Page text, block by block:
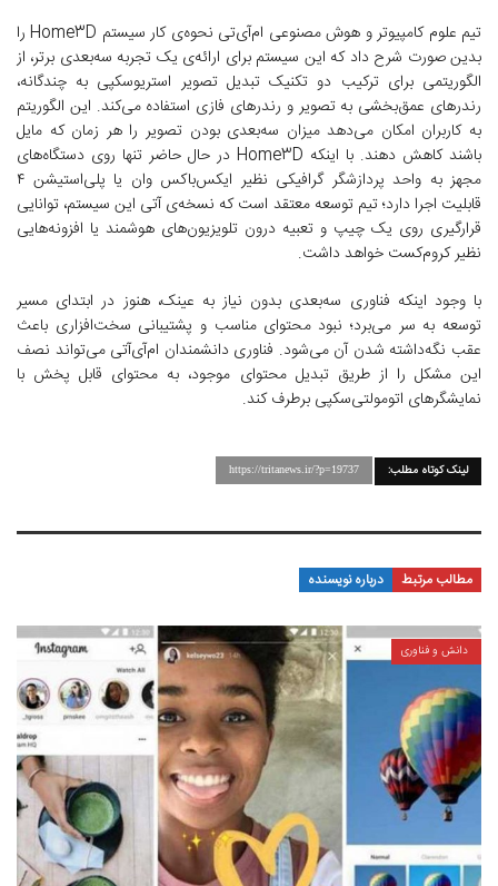
تیم علوم کامپیوتر و هوش مصنوعی ام‌آی‌تی نحوه‌ی کار سیستم Home3D را
بدین صورت شرح داد که این سیستم برای ارائه‌ی یک تجربه سه‌بعدی برتر، از
الگوریتمی برای ترکیب دو تکنیک تبدیل تصویر استریوسکپی به چندگانه،
رندرهای عمق‌بخشی به تصویر و رندرهای فازی استفاده می‌کند. این الگوریتم
به کاربران امکان می‌دهد میزان سه‌بعدی بودن تصویر را هر زمان که مایل
باشند کاهش دهند. با اینکه Home3D در حال حاضر تنها روی دستگاه‌های
مجهز به واحد پردازشگر گرافیکی نظیر ایکس‌باکس وان یا پلی‌استیشن ۴
قابلیت اجرا دارد؛ تیم توسعه معتقد است که نسخه‌ی آتی این سیستم، توانایی
قرارگیری روی یک چیپ و تعبیه درون تلویزیون‌های هوشمند یا افزونه‌هایی
نظیر کروم‌کست خواهد داشت.
با وجود اینکه فناوری سه‌بعدی بدون نیاز به عینک، هنوز در ابتدای مسیر
توسعه به سر می‌برد؛ نبود محتوای مناسب و پشتیبانی سخت‌افزاری باعث
عقب نگه‌داشته شدن آن می‌شود. فناوری دانشمندان ام‌آی‌آتی می‌تواند نصف
این مشکل را از طریق تبدیل محتوای موجود، به محتوای قابل پخش با
نمایشگرهای اتومولتی‌سکپی برطرف کند.
لینک کوتاه مطلب: https://tritanews.ir/?p=19737
مطالب مرتبط درباره نویسنده
دانش و فناوری